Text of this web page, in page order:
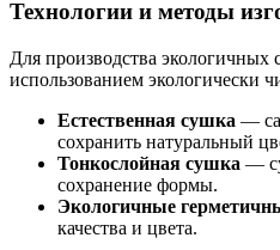
Технологии и методы
Для производства
использованием экологически
Естественная сушка —
сохранить натуральный
Тонкослойная сушка —
сохранение формы.
Экологичные
качества и цвета.